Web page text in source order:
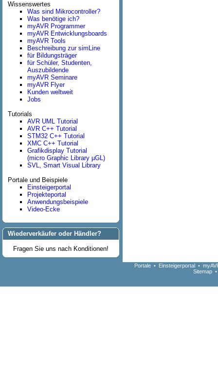
Wissenswertes
Was sind Mikrocontroller?
Was benötige ich?
myAVR Programmer
myAVR Entwicklungsboards
myAVR Tools
Beschreibung zur simLine
für Bildungsträger
für Schüler, Studenten,
Auszubildende
myAVR Seminare
myAVR Flyer
Kunden weltweit
Jobs
Tutorials
AVR UML Tutorial
AVR C++ Tutorial
STM32 C++ Tutorial
XMC C++ Tutorial
Grafikdisplay Tutorial
(micro Graphic Library µGL)
SVL, Smart Visual Library
Portale und Beispiele
Einsteigerportal
Projekteportal
Anwendungsbeispiele
Video-Ecke
Wiederverkäufer oder Händler?
Fragen Sie uns nach Konditionen!
Portale • Einsteigerportal •
Sitemap